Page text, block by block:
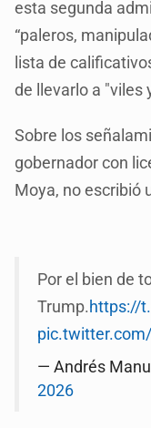
esta segunda
“paleros,
lista de
de llevarlo a "viles
Sobre los
gobernador con
Moya, no escribió
Por el bien de
Trump.https://
— Andrés
2026